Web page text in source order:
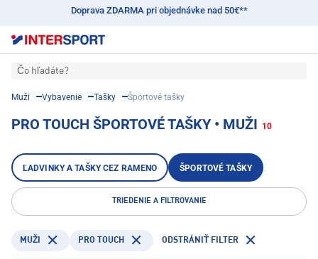
Doprava ZDARMA pri objednávke nad 50€**
Čo hľadáte?
Muži Vybavenie Tašky Športové tašky
PRO TOUCH ŠPORTOVÉ TAŠKY • MUŽI 10
ĽADVINKY A TAŠKY CEZ RAMENO ŠPORTOVÉ TAŠKY
TRIEDENIE A FILTROVANIE
MUŽI PRO TOUCH ODSTRÁNIŤ FILTER